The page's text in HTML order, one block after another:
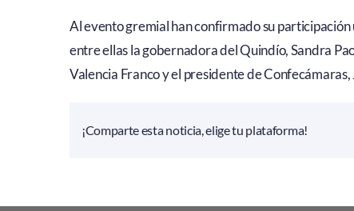
Al evento gremial han confirmado su
entre ellas la gobernadora del Quindío, Sandra
Valencia Franco y el presidente de
¡Comparte esta noticia, elige tu plataforma!